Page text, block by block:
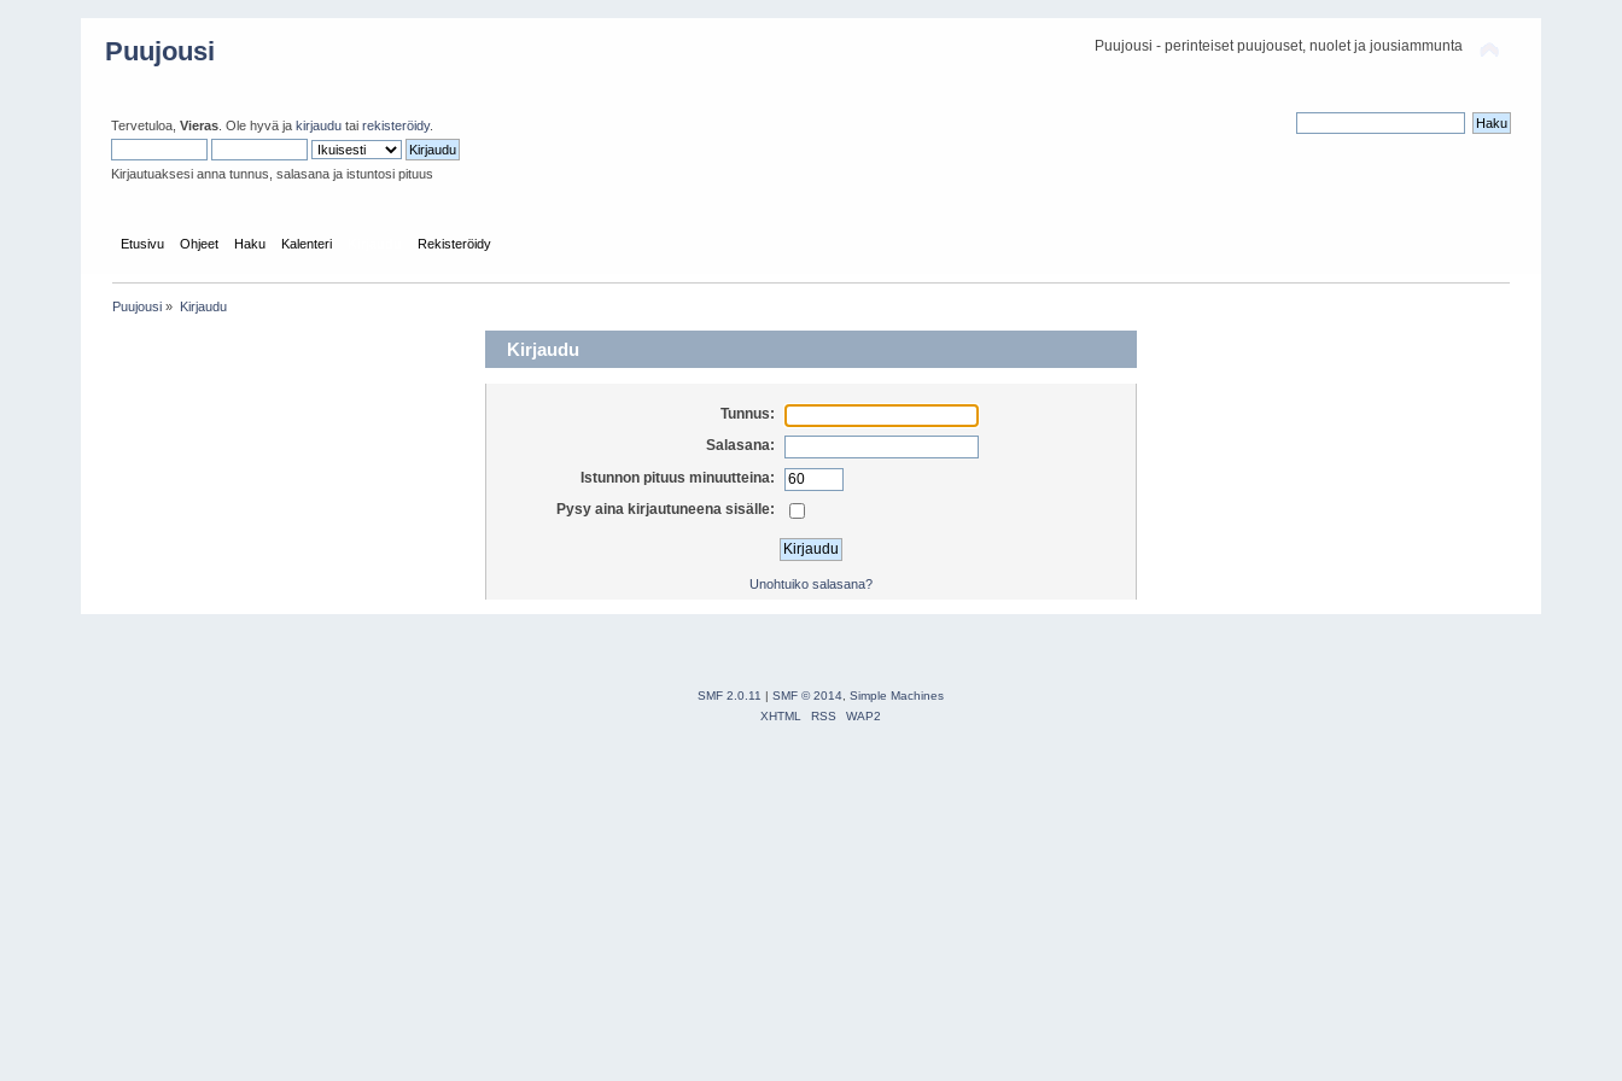
Puujousi Puujousi - perinteiset puujouset, nuolet ja jousiammunta
Tervetuloa,Vieras . Ole hyvä jakirjaudu tairekisteröidy.
Kirjautuaksesi anna tunnus, salasana ja istuntosi pituus
Etusivu Ohjeet Haku Kalenteri Rekisteröidy
Puujousi » Kirjaudu
Kirjaudu
Tunnus:
Salasana:
Istunnon pituus minuutteina:
Pysy aina kirjautuneena sisälle:
Unohtuiko salasana?
SMF 2.0.11 SMF © 2014, Simple Machines
XHTML
RSS WAP2